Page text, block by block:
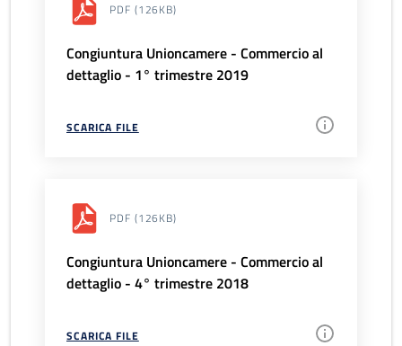
PDF (126KB)
Congiuntura Unioncamere - Commercio al
dettaglio - 1° trimestre 2019
SCARICA FILE
PDF (126KB)
Congiuntura Unioncamere - Commercio al
dettaglio - 4° trimestre 2018
SCARICA FILE